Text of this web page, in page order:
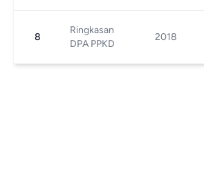
8
Ringkasan
DPA PPKD
2018